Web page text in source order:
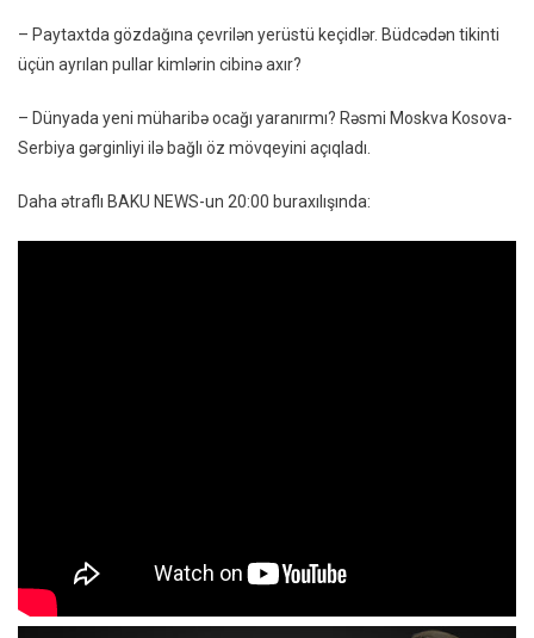
– Paytaxtda gözdağına çevrilən yerüstü keçidlər. Büdcədən tikinti
üçün ayrılan pullar kimlərin cibinə axır?
– Dünyada yeni müharibə ocağı yaranırmı? Rəsmi Moskva Kosova-
Serbiya gərginliyi ilə bağlı öz mövqeyini açıqladı.
Daha ətraflı BAKU NEWS-un 20:00 buraxılışında: